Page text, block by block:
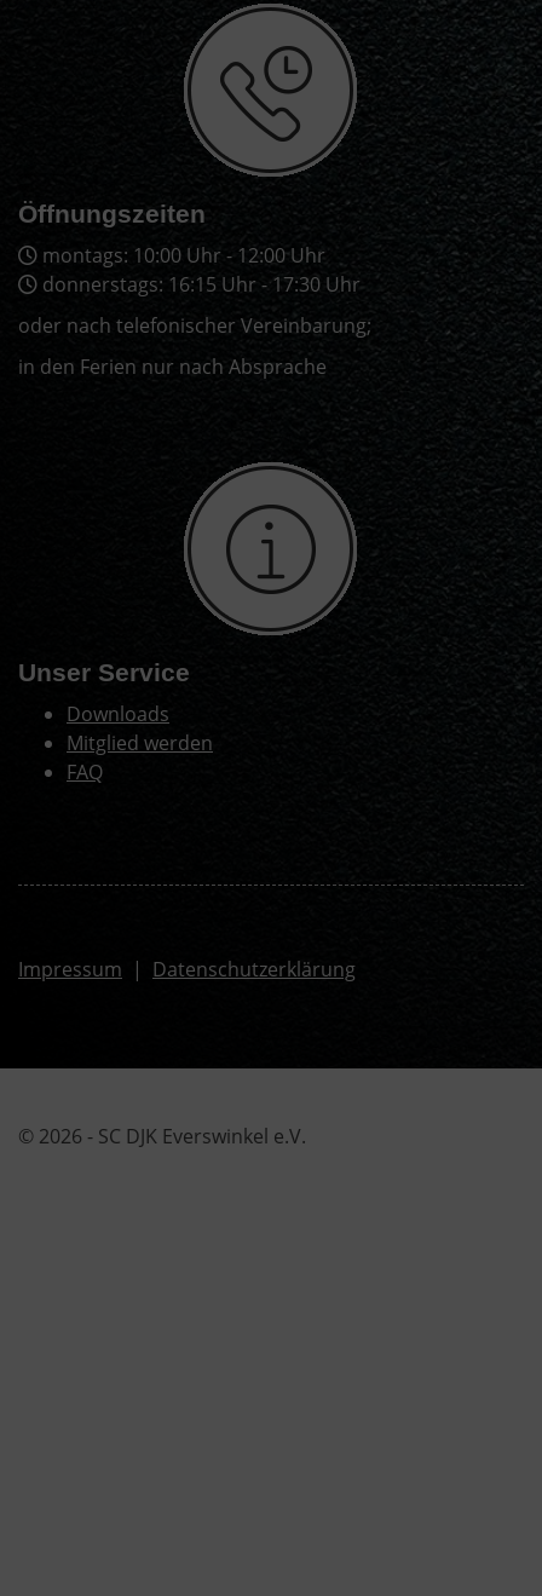
Öffnungszeiten
montags: 10:00 Uhr - 12:00 Uhr
donnerstags: 16:15 Uhr - 17:30 Uhr
oder nach telefonischer Vereinbarung;
in den Ferien nur nach Absprache
Unser Service
Downloads
Mitglied werden
FAQ
Impressum | Datenschutzerklärung
© 2026 - SC DJK Everswinkel e.V.